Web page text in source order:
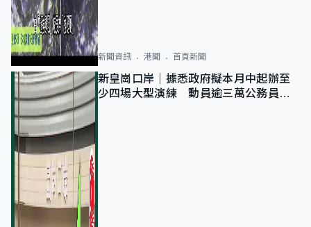
新聞資訊 港聞 首頁新聞
新皇崗口岸｜據悉政府擬本月中起辦至
少四場大型演練 動員逾三萬公務員人